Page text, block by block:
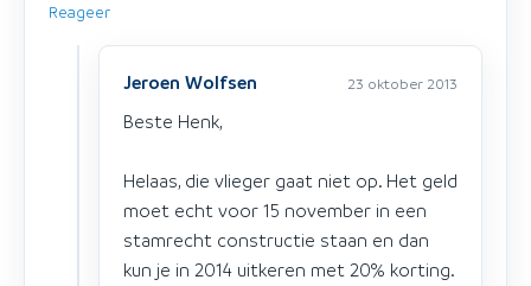
Reageer
Jeroen Wolfsen 23 oktober 2013
Beste Henk,
Helaas, die vlieger gaat niet op. Het geld
moet echt voor 15 november in een
stamrecht constructie staan en dan
kun je in 2014 uitkeren met 20% korting.